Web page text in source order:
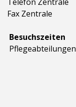
Fax Zentrale
Besuchszeiten
Pflegeabteilungen